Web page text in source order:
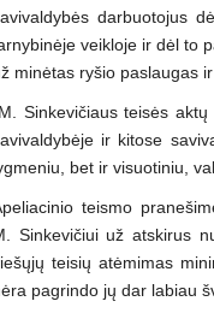
darbuotojus
veikloje ir dėl to
minėtas ryšio paslaugas
„M. Sinkevičiaus teisės
ir kitose
bet ir visuotiniu,
teismo
Sinkevičiui už atskirus
teisių atėmimas
pagrindo jų dar labiau